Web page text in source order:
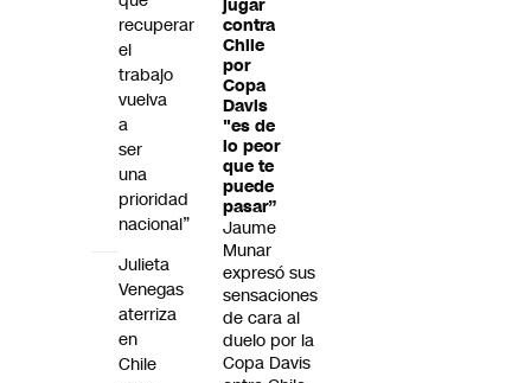
jugar
contra
Chile
por
Copa
Davis
"es de
lo peor
que te
puede
pasar”
Jaume
Munar
expresó sus
sensaciones
de cara al
duelo por la
Copa Davis
recuperar
el
trabajo
vuelva
a
ser
una
prioridad
nacional”
Julieta
Venegas
aterriza
en
Chile